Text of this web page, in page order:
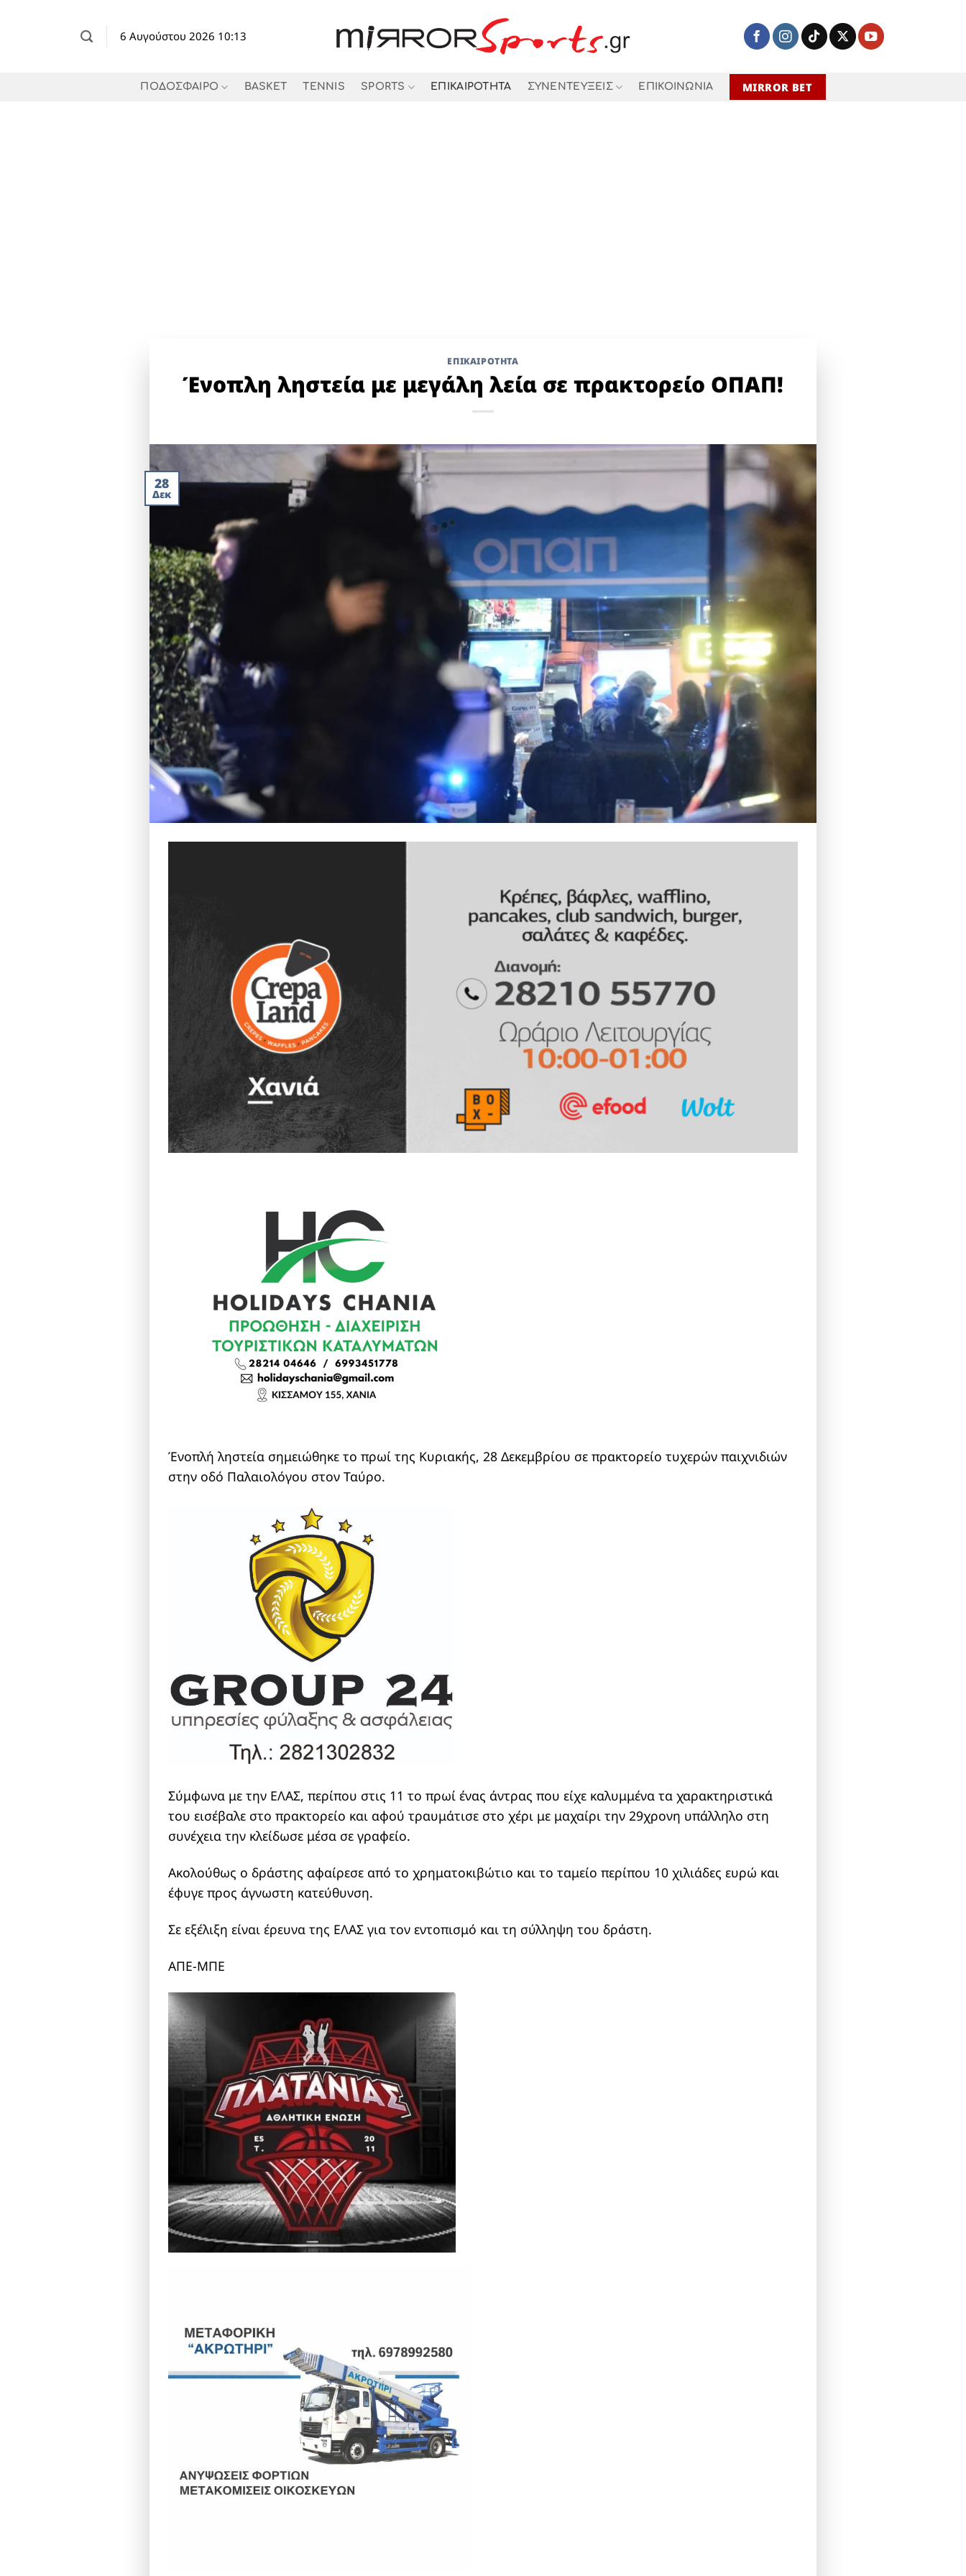
6 Αυγούστου 2026 10:13
ΠΟΔΟΣΦΑΙΡΟ BASKET TENNIS SPORTS ΕΠΙΚΑΙΡΟΤΗΤΑ ΣΥΝΕΝΤΕΥΞΕΙΣ ΕΠΙΚΟΙΝΩΝΙΑ MIRROR BET
ΕΠΙΚΑΙΡΟΤΗΤΑ
Ένοπλη ληστεία με μεγάλη λεία σε πρακτορείο ΟΠΑΠ!
28
Δεκ
Ένοπλή ληστεία σημειώθηκε το πρωί της Κυριακής, 28 Δεκεμβρίου σε πρακτορείο τυχερών παιχνιδιών
στην οδό Παλαιολόγου στον Ταύρο.
Σύμφωνα με την ΕΛΑΣ, περίπου στις 11 το πρωί ένας άντρας που είχε καλυμμένα τα χαρακτηριστικά
του εισέβαλε στο πρακτορείο και αφού τραυμάτισε στο χέρι με μαχαίρι την 29χρονη υπάλληλο στη
συνέχεια την κλείδωσε μέσα σε γραφείο.
Ακολούθως ο δράστης αφαίρεσε από το χρηματοκιβώτιο και το ταμείο περίπου 10 χιλιάδες ευρώ και
έφυγε προς άγνωστη κατεύθυνση.
Σε εξέλιξη είναι έρευνα της ΕΛΑΣ για τον εντοπισμό και τη σύλληψη του δράστη.
ΑΠΕ-ΜΠΕ